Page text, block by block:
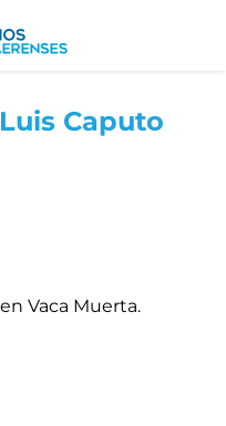
Luis Caputo